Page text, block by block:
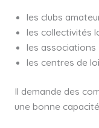
les clubs
les collectivités
les associations
les centres de
Il demande des
une bonne